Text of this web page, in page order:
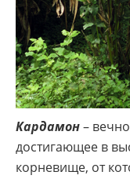
Кардамон–
достигающее в
корневище, от